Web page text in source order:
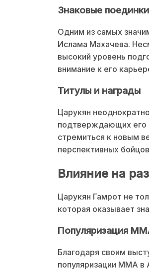
Знаковые поединки
Одним из самых
Ислама Махачева.
высокий уровень
внимание к его
Титулы и награды
Царукян
подтверждающих его
стремиться к новым
перспективных
Влияние на
Царукян Гамрот не
которая оказывает
Популяризация
Благодаря своим
популяризации ММА в